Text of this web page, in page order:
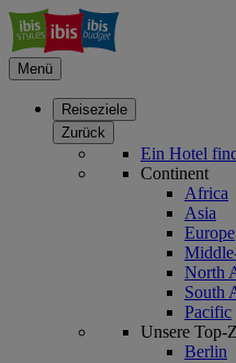
Menü
Reiseziele
Zurück
Ein Hotel
Continent
Africa
Asia
Europe
North
South
Pacific
Unsere Top-
Berlin